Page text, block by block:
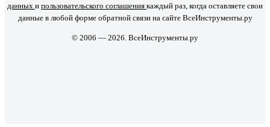
данных и пользовательского соглашения каждый раз, когда оставляете свои
данные в любой форме обратной связи на сайте ВсеИнструменты.ру
© 2006 — 2026. ВсеИнструменты.ру